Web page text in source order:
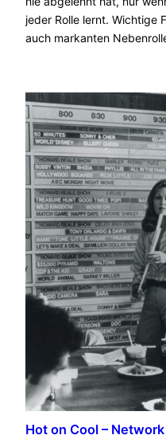
jeder Rolle lernt. Wichtige
auch markanten
Hot on Cool – Network